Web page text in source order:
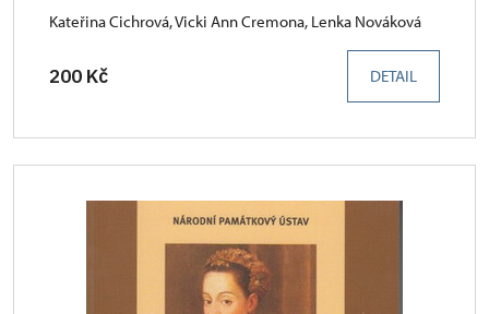
Kateřina Cichrová, Vicki Ann Cremona, Lenka Nováková
200 Kč DETAIL